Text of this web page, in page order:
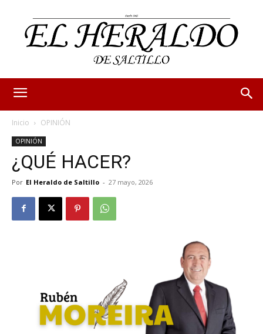
Inicio OPINIÓN
OPINIÓN
¿QUÉ HACER?
Por El Heraldo de Saltillo - 27 mayo, 2026